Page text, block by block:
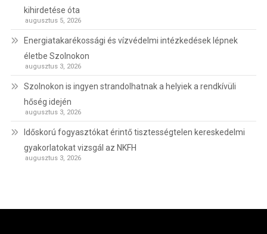
kihirdetése óta
augusztus 5, 2026
Energiatakarékossági és vízvédelmi intézkedések lépnek
életbe Szolnokon
augusztus 3, 2026
Szolnokon is ingyen strandolhatnak a helyiek a rendkívüli
hőség idején
augusztus 3, 2026
Időskorú fogyasztókat érintő tisztességtelen kereskedelmi
gyakorlatokat vizsgál az NKFH
augusztus 3, 2026